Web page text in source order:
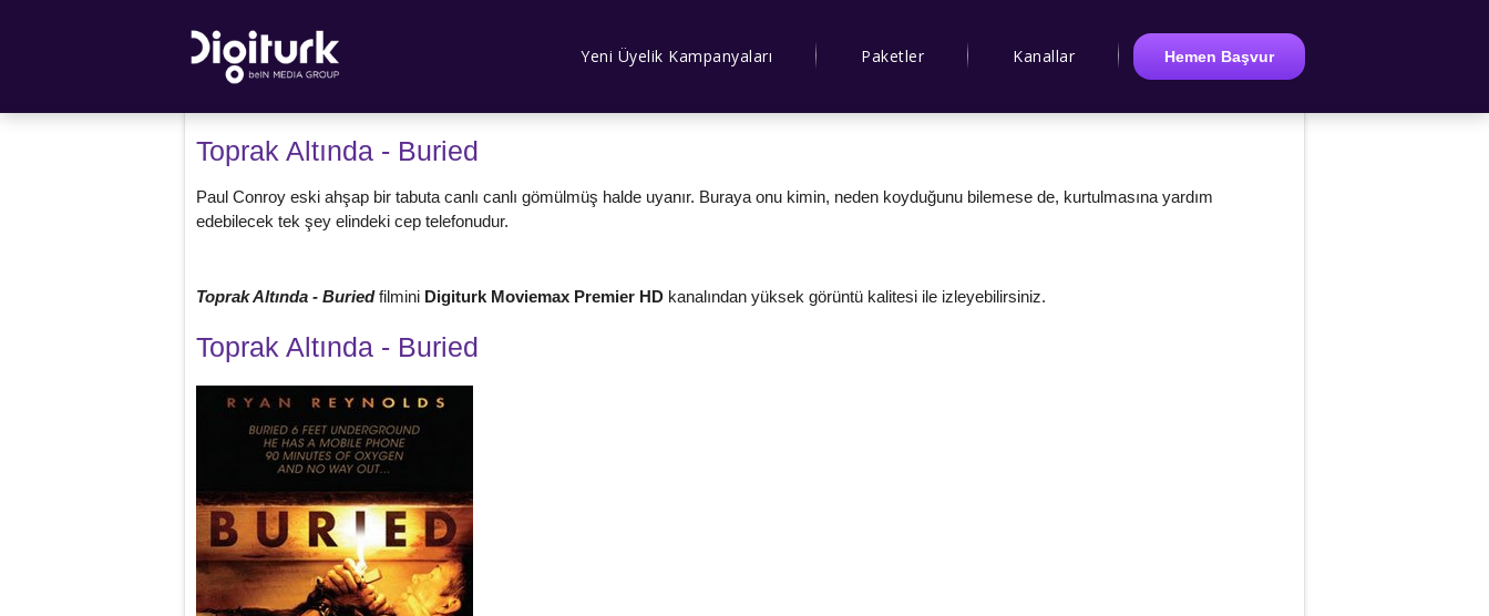
Yeni Üyelik Kampanyaları Paketler Kanallar Hemen Başvur
Toprak Altında - Buried
Paul Conroy eski ahşap bir tabuta canlı canlı gömülmüş halde uyanır. Buraya onu kimin, neden koyduğunu bilemese de, kurtulmasına yardım
edebilecek tek şey elindeki cep telefonudur.
Toprak Altında - Buriedfilmini Digiturk Moviemax Premier HD kanalından yüksek görüntü kalitesi ile izleyebilirsiniz.
Toprak Altında - Buried